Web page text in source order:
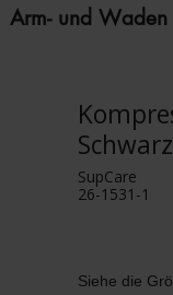
Arm- und Waden
Schwarz
SupCare
26-1531-1
Siehe die